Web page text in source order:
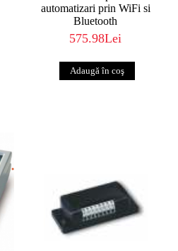
automatizari prin WiFi si
Bluetooth
575.98Lei